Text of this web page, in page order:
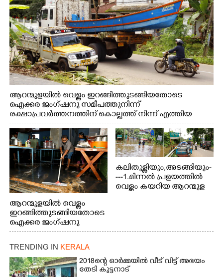
ആറന്മുളയിൽ വെള്ളം ഇറങ്ങിത്തുടങ്ങിയതോടെ
ഐക്കര ജംഗ്ഷനു സമീപത്തുനിന്ന്
രക്ഷാപ്രവർത്തനത്തിന് കൊല്ലത്ത് നിന്ന് എത്തിയ
ബോട്ടുകൾ തിരികെക്കൊണ്ടുപോകുന്നു.
ആറന്മുളയിൽ വെള്ളം
ഇറങ്ങിത്തുടങ്ങിയതോടെ
ഐക്കര ജംഗ്ഷനു
സമീപം ആറന്മുള
കിടങ്ങന്നൂർ റോഡിന്
സമീപം പ്രവർത്തിക്കു
ആറന്മുള തട്ടുകട കഴുകി
വൃത്തിയാക്കുന്നു.
കലിതുള്ളിയും,അടങ്ങിയും-
---1.മിന്നൽ പ്രളയത്തിൽ
വെള്ളം കയറിയ ആറന്മുള
ഇറങ്ങിപ്പോൾ
ത്തിന് ഓച്ചിറ അഴിക്കലിൽ
നിന്ന്എത്തിച്ച ബോട്ടും.
TRENDING IN KERALA
2018ന്റെ ഓർമ്മയിൽ വീട് വിട്ട് അഭയം
തേടി കുട്ടനാട്